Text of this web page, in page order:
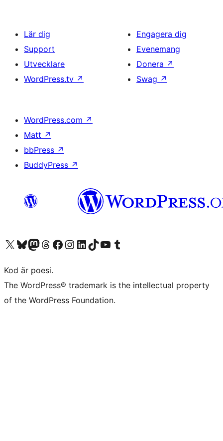
Lär dig
Support
Utvecklare
WordPress.tv ↗
Engagera dig
Evenemang
Donera ↗
Swag ↗
WordPress.com ↗
Matt ↗
bbPress ↗
BuddyPress ↗
Besök vår X-konto (f.d. Twitter)
Besök vårt Bluesky-konto
Besök vårt Mastodon-konto
Besök vårt Thread-konto
Besök vår Facebook-sidaBesök vårt Instagram-konto
Besök vårt LinkedIn-konto
Besök vårt TikTok-konto
Besök vår YouTube-kanalBesök vårt Tumblr-konto
Kod är poesi.
The WordPress® trademark is the intellectual property
of the WordPress Foundation.